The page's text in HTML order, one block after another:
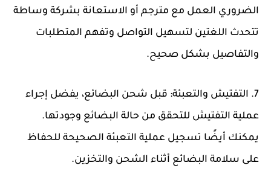
الضروري العمل مع مترجم أو الاستعانة بشركة وساطة
تتحدث اللغتين لتسهيل التواصل وتفهم المتطلبات
والتفاصيل بشكل صحيح.
7. التفتيش والتعبئة: قبل شحن البضائع، يفضل إجراء
عملية التفتيش للتحقق من حالة البضائع وجودتها.
يمكنك أيضًا تسجيل عملية التعبئة الصحيحة للحفاظ
على سلامة البضائع أثناء الشحن والتخزين.